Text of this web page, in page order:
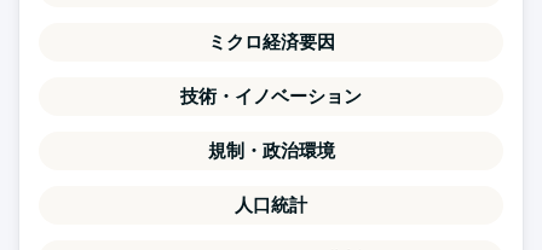
ミクロ経済要因
技術・イノベーション
規制・政治環境
人口統計